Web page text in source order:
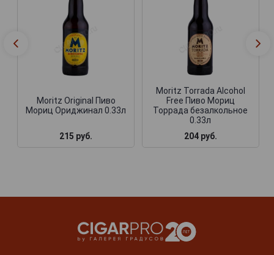
Moritz Original Пиво
Мориц Ориджинал 0.33л
215 руб.
Moritz Torrada Alcohol
Free Пиво Мориц
Торрада безалкольное
0.33л
204 руб.